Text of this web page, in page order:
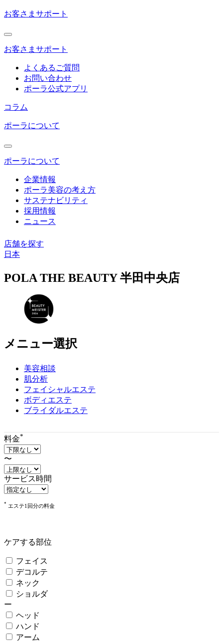
お客さまサポート
お客さまサポート
よくあるご質問
お問い合わせ
ポーラ公式アプリ
コラム
ポーラについて
ポーラについて
企業情報
ポーラ美容の考え方
サステナビリティ
採用情報
ニュース
店舗を探す
日本
コ
ア
POLA THE BEAUTY 半田中央店
メニュー選択
美容相談
肌分析
フェイシャルエステ
ボディエステ
ブライダルエステ
料金*
〜
サービス時間
* エステ1回分の料金
ケアする部位
フェイス
デコルテ
ネック
ショルダ
ー
ヘッド
ハンド
アーム